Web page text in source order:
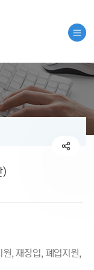
)
, 재창업, 폐업지원,